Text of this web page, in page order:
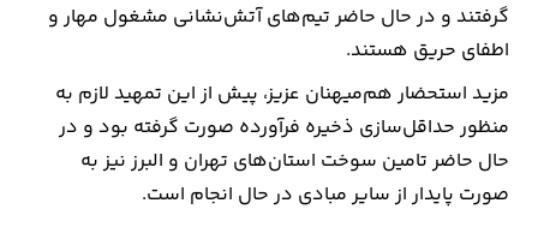
عمومی
نوتیف
شناور
گرفتند و در حال حاضر تیم‌های آتش‌نشانی مشغول مهار و
اطفای حریق هستند.
مزید استحضار هم‌میهنان عزیز، پیش از این تمهید لازم به
منظور حداقل‌سازی ذخیره فرآورده صورت گرفته بود و در
حال حاضر تامین سوخت استان‌های تهران و البرز نیز به
صورت پایدار از سایر مبادی در حال انجام است.